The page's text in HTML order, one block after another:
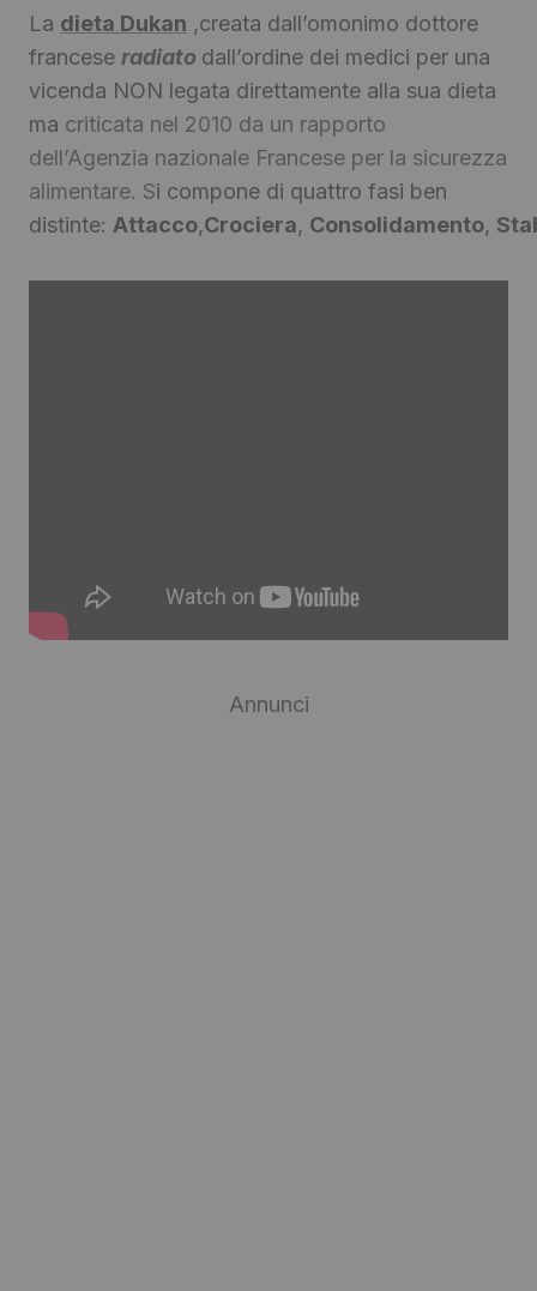
La dieta Dukan ,creata dall’omonimo dottore
francese radiato dall’ordine dei medici per una
vicenda NON legata direttamente alla sua dieta
ma criticata nel 2010 da un rapporto
dell’Agenzia nazionale Francese per la sicurezza
alimentare. Si compone di quattro fasi ben
distinte: Attacco,Crociera, Consolidamento,
Annunci